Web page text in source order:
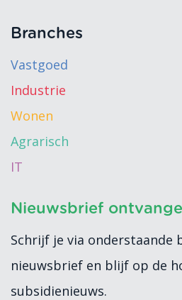
Branches
Vastgoed
Industrie
Wonen
Agrarisch
IT
Nieuwsbrief
Schrijf je via onderstaande
nieuwsbrief en blijf op de
subsidienieuws.